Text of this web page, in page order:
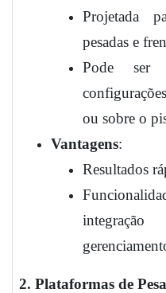
Projetada
pesadas e
Pode ser
ou sobre o
Vantagens:
Resultados
2. Plataformas de